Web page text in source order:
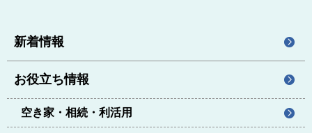
新着情報
お役立ち情報
空き家・相続・利活用